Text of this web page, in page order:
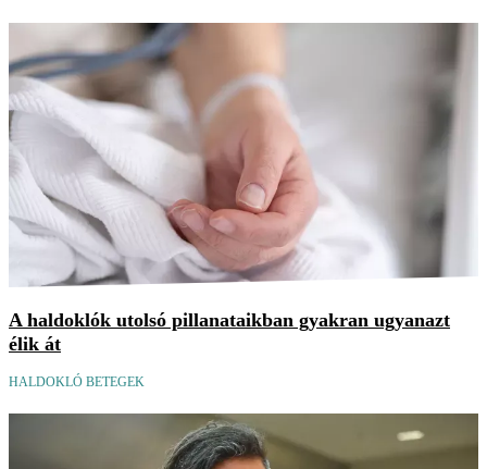
A haldoklók utolsó pillanataikban gyakran ugyanazt
élik át
HALDOKLÓ BETEGEK